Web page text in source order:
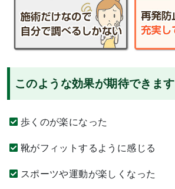
このような効果が期待できます
歩くのが楽になった
靴がフィットするように感じる
スポーツや運動が楽しくなった